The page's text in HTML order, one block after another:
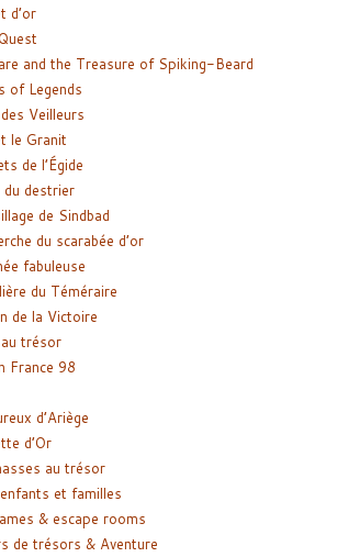
d’or
and the Treasure of Spiking-Beard
of Legends
Veilleurs
le Granit
de l’Égide
du destrier
de Sindbad
du scarabée d’or
fabuleuse
du Téméraire
de la Victoire
trésor
France 98
d’Ariège
d’Or
au trésor
et familles
& escape rooms
de trésors & Aventure